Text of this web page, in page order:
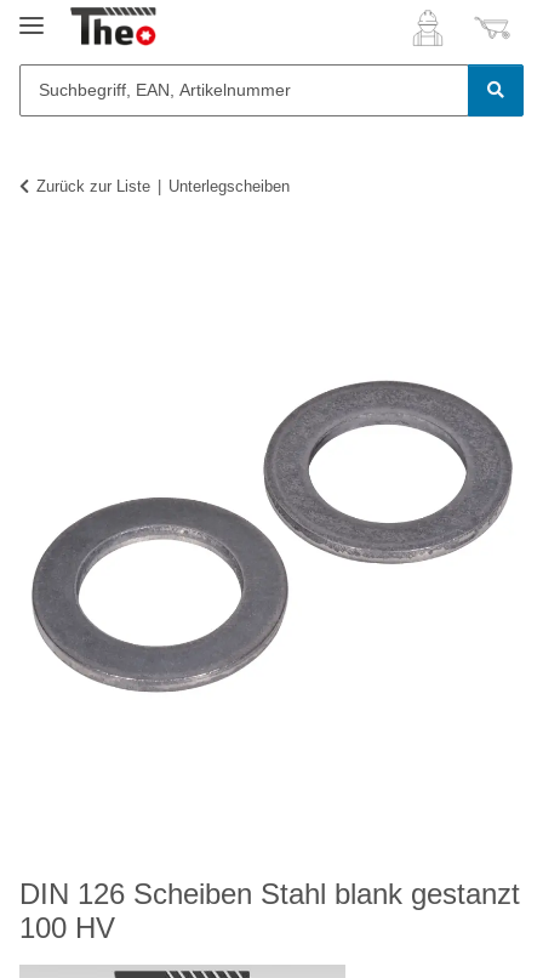
Zurück zur Liste Unterlegscheiben
DIN 126 Scheiben Stahl blank gestanzt
100 HV